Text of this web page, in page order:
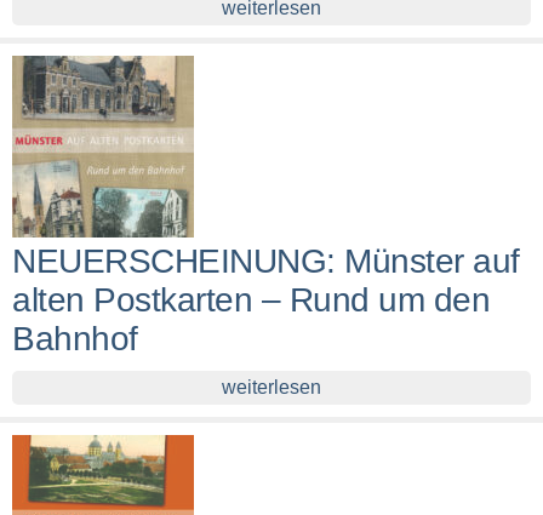
weiterlesen
NEUERSCHEINUNG: Münster auf
alten Postkarten – Rund um den
Bahnhof
weiterlesen